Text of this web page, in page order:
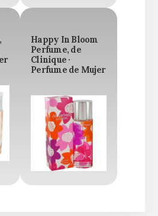
Happy In Bloom
Perfume, de
Clinique ·
Perfume de Mujer